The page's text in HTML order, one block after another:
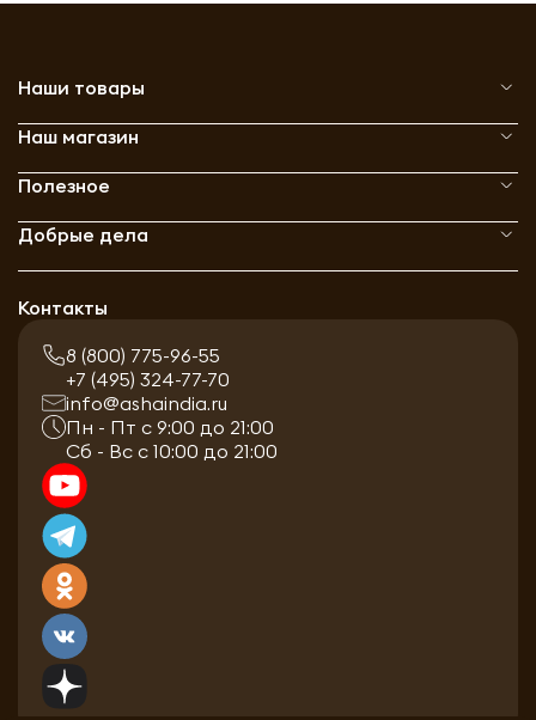
Наши товары
Наш магазин
Полезное
Добрые дела
Контакты
8 (800) 775-96-55
+7 (495) 324-77-70
info@ashaindia.ru
Пн - Пт с 9:00 до 21:00
Сб - Вс с 10:00 до 21:00